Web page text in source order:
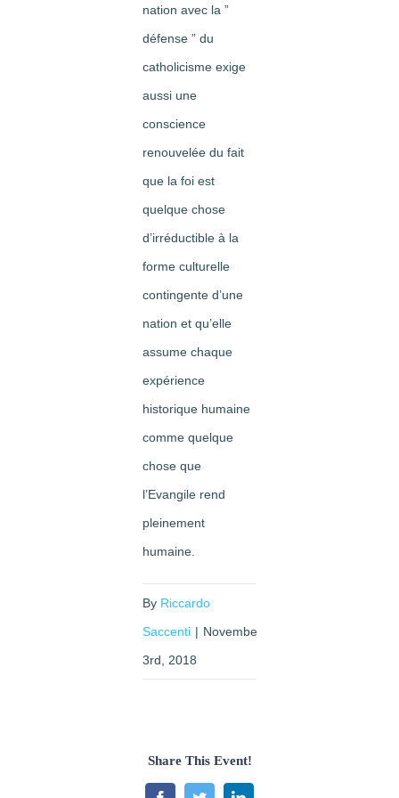
nation avec la ”
défense ” du
catholicisme exige
aussi une
conscience
renouvelée du fait
que la foi est
quelque chose
d’irréductible à la
forme culturelle
contingente d’une
nation et qu’elle
assume chaque
expérience
historique humaine
comme quelque
chose que
l’Evangile rend
pleinement
humaine.
By Riccardo
Saccenti | November
3rd, 2018
Share This Event!